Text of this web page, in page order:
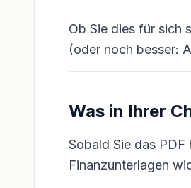
Ob Sie dies für sich
(oder noch besser:
Was in Ihrer
Sobald Sie das
Finanzunterlagen